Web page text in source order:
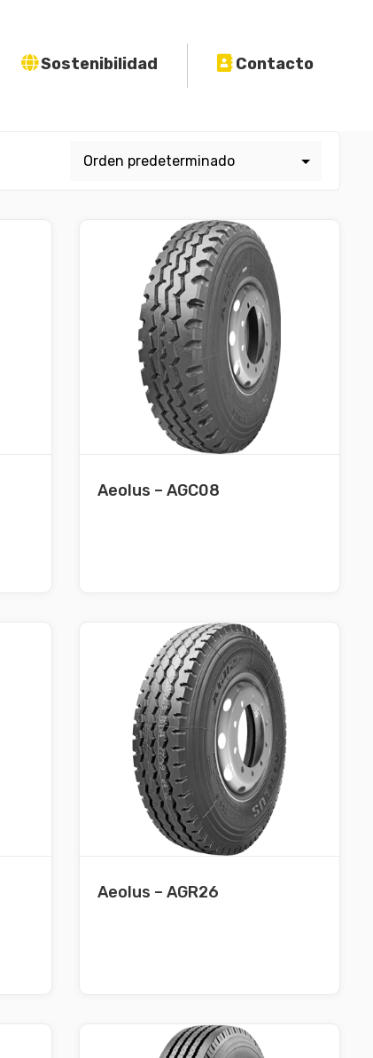
Sostenibilidad Contacto
Aeolus – AGC08
Aeolus – AGR26